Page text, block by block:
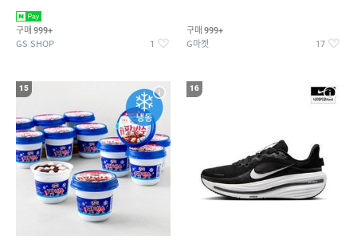
구매 999+
GS SHOP 1
구매 999+
G마켓 17
15 16